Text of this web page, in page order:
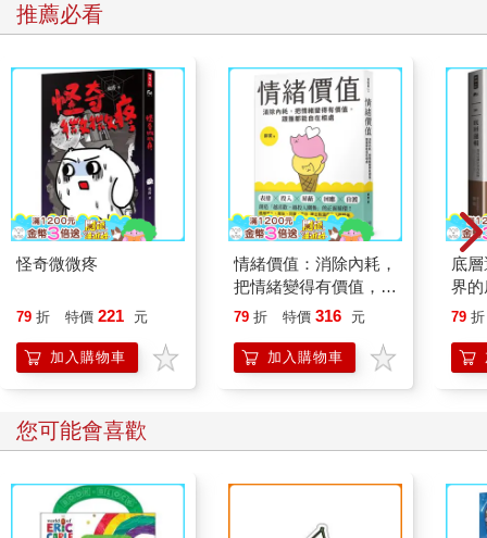
推薦必看
怪奇微微疼
79 折 特價 221 元
加入購物車
情緒價值：消除內耗，
把情緒變得有價值，跟
誰都能自在相處
79 折 特價 316 元
加入購物車
底
界
79 折
您可能會喜歡